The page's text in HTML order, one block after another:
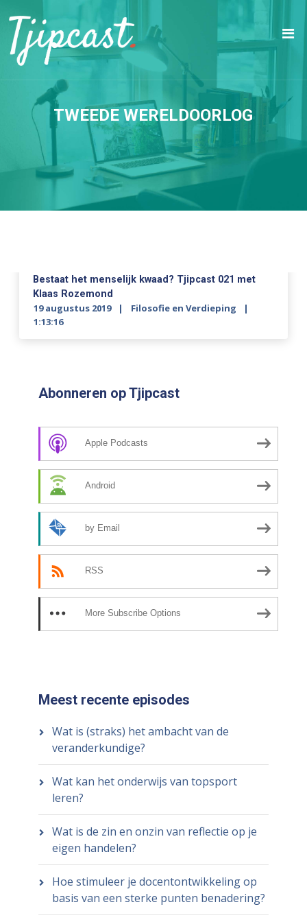
TWEEDE WERELDOORLOG
Bestaat het menselijk kwaad? Tjipcast 021 met
Klaas Rozemond
19 augustus 2019
Filosofie en Verdieping
1:13:16
Abonneren op Tjipcast
Apple Podcasts
Android
by Email
RSS
More Subscribe Options
Meest recente episodes
Wat is (straks) het ambacht van de
veranderkundige?
Wat kan het onderwijs van topsport
leren?
Wat is de zin en onzin van reflectie op je
eigen handelen?
Hoe stimuleer je docentontwikkeling op
basis van een sterke punten benadering?